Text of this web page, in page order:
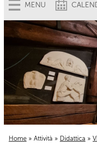
MENU
Home » Attività » Didattica »